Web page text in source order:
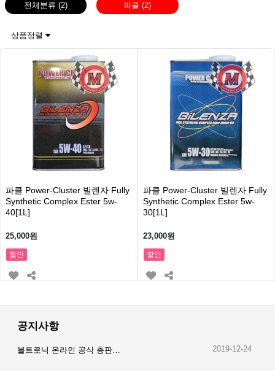
전체분류(2) 파클(2)
상품정렬
파클 Power-Cluster 빌렌자 Fully
Synthetic Complex Ester 5w-
40[1L]
25,000원
할인
파클 Power-Cluster 빌렌자 Fully
Synthetic Complex Ester 5w-
30[1L]
23,000원
할인
공지사항
볼트로닉 온라인 공식 총판… 2019-12-24